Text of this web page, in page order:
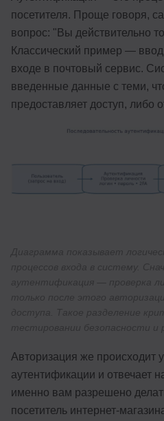
посетителя. Проще говоря,
вопрос: "Вы действительно
Классический пример —
входе в почтовый сервис.
введенные данные с теми,
предоставляет доступ, либо
Авторизация же происходит
аутентификации и отвечает
именно вам разрешено
посетитель интернет-